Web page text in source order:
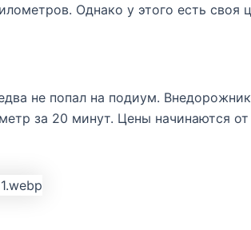
Однако у этого есть своя
не попал на подиум. Внедорожник
за 20 минут. Цены начинаются